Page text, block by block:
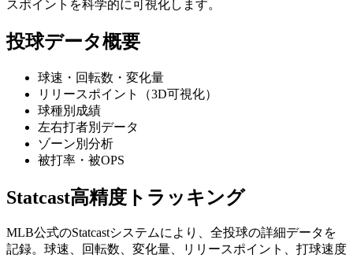
スポイントを科学的に可視化します。
投球データ概要
球速・回転数・変化量
リリースポイント（3D可視化）
球種別成績
左右打者別データ
ゾーン別分析
被打率・被OPS
Statcast高精度トラッキング
MLB公式のStatcastシステムにより、全投球の詳細データを
記録。球速、回転数、変化量、リリースポイント、打球速度